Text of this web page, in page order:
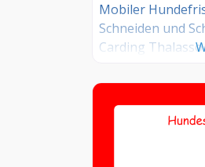
Mobiler
Schneiden und
Carding